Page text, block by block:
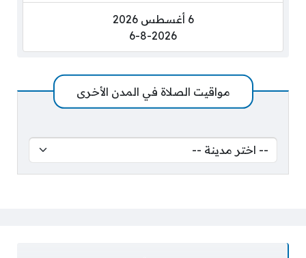
6 أغسطس 2026
6-8-2026
مواقيت الصلاة في المدن الأخرى